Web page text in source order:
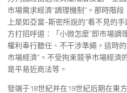
市場需求經濟“調理機制”。那時階
上是如亞當-斯密所說的“看不見的
方打招呼道：「小微怎麼”即市場調
權利奉行聽任、不干涉準繩。這時
市場經濟”。不受拘束競爭市場經濟
是平易近商法等。
發端于18世紀并在19世紀后期在東